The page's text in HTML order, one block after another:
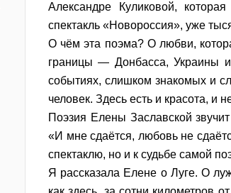
Александре Куликовой,
спектакль «Новороссия», уже
О чём эта поэма? О любви,
границы — Донбасса, Украины
событиях, слишком знакомых и
человек. Здесь есть и красота,
Поэзия Елены Заславской
«И мне сдаётся, любовь не
спектаклю, но и к судьбе самой
Я рассказала Елене о Луге. О